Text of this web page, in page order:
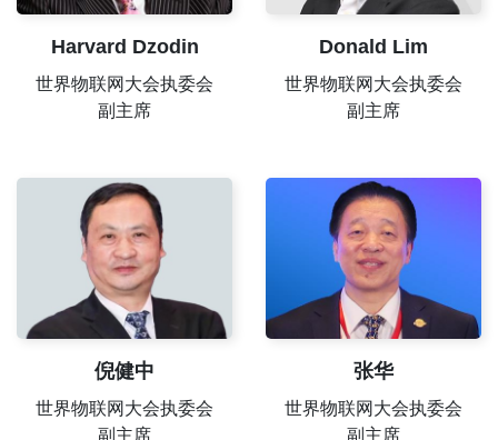
Harvard Dzodin
世界物联网大会执委会
副主席
Donald Lim
世界物联网大会执委会
副主席
倪健中
世界物联网大会执委会
副主席
张华
世界物联网大会执委会
副主席